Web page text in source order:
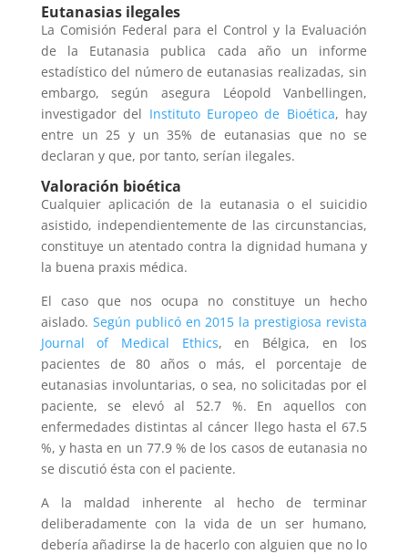
Eutanasias ilegales
La Comisión Federal para el Control y la Evaluación
de la Eutanasia publica cada año un informe
estadístico del número de eutanasias realizadas, sin
embargo, según asegura Léopold Vanbellingen,
investigador del Instituto Europeo de Bioética, hay
entre un 25 y un 35% de eutanasias que no se
declaran y que, por tanto, serían ilegales.
Valoración bioética
Cualquier aplicación de la eutanasia o el suicidio
asistido, independientemente de las circunstancias,
constituye un atentado contra la dignidad humana y
la buena praxis médica.
El caso que nos ocupa no constituye un hecho
aislado. Según publicó en 2015 la prestigiosa revista
Journal of Medical Ethics, en Bélgica, en los
pacientes de 80 años o más, el porcentaje de
eutanasias involuntarias, o sea, no solicitadas por el
paciente, se elevó al 52.7 %. En aquellos con
enfermedades distintas al cáncer llego hasta el 67.5
%, y hasta en un 77.9 % de los casos de eutanasia no
se discutió ésta con el paciente.
A la maldad inherente al hecho de terminar
deliberadamente con la vida de un ser humano,
debería añadirse la de hacerlo con alguien que no lo